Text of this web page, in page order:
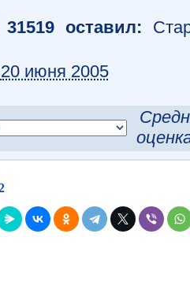
оставил:
20 июня 2005